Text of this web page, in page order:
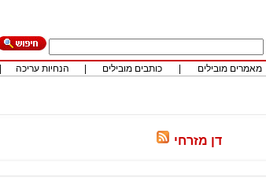
מאמרים מובילים כותבים מובילים הנחיות עריכה
דן מזרחי